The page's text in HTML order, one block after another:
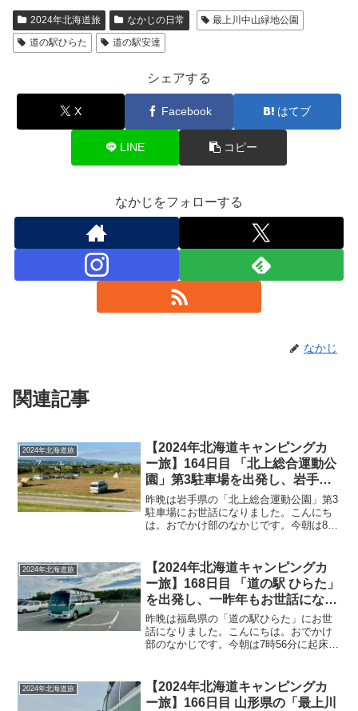
2024年北海道旅 なかじの日常
最上川中山緑地公園
道の駅ひらた
道の駅安達
シェアする
X Facebook はてブ
LINE コピー
なかじをフォローする
なかじ
関連記事
2024年北海道旅
【2024年北海道キャンピングカ
ー旅】164日目 「北上総合運動公
園」第3駐車場を出発し、岩手県
から秋田県、そして山形県まで南
下し無料でキャンプ利用ができる
「最上川中山緑地公園」へ
昨晩は岩手県の「北上総合運動公園」第3
駐車場にお世話になりました。こんにち
は。おでかけ部のなかじです。今朝は8時
ンピングカーの後方を通過^^;外に出てキ
ャンピングカー...
2024年北海道旅
【2024年北海道キャンピングカ
ー旅】168日目 「道の駅 ひらた」
を出発し、一昨年もお世話になっ
たいわき市の「四倉海水浴場駐車
場」へ！隣の「道の駅よつくら
港」は定休日
昨晩は福島県の「道の駅ひらた」にお世
話になりました。こんにちは。おでかけ
部のなかじです。今朝は7時56分に起床！
ッドから起き上がりました(^_^)/雲があり
ますが日...
2024年北海道旅
【2024年北海道キャンピングカ
ー旅】166日目 山形県の「最上川